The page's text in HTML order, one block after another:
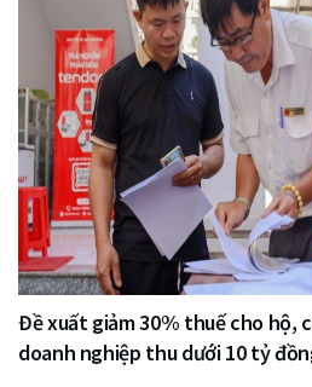
Đề xuất giảm 30% thuế cho hộ,
doanh nghiệp thu dưới 10 tỷ